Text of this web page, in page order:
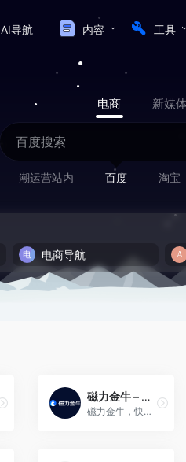
AI导航 内容 工具
电商 新媒体
潮运营站内 百度 淘宝
电商导航
磁力金牛 – 快手电商商家广告投放平台
磁力金牛，快手电商商家一体化营销平台，整合电商投放能力，全链提升营销效果，磁力金牛让生意智能化，让营销简单化。